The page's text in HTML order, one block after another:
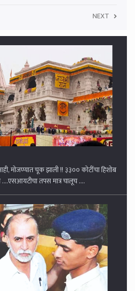
NEXT
मोजण्यात चूक झाली !! ३३०० कोटींंचा हिशोब
तपस मात्र चालूच ....
दोषी; मुंबई उच्च न्यायालयाच्या गोवा